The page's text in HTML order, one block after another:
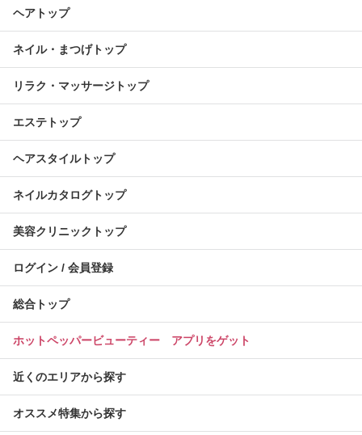
ヘアトップ
ネイル・まつげトップ
リラク・マッサージトップ
エステトップ
ヘアスタイルトップ
ネイルカタログトップ
美容クリニックトップ
ログイン / 会員登録
総合トップ
ホットペッパービューティー アプリをゲット
近くのエリアから探す
オススメ特集から探す